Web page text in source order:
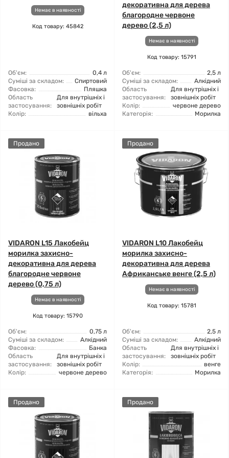
Немає в наявності
Код товару: 45842
Об'єм:
0,4 л
Суміші за складом:
Спиртовий
Фасовка:
Пляшка
Область
застосування:
Для внутрішніх і
зовнішніх робіт
Колір:
вільха
декоративна для дерева
благородне червоне
дерево (2,5 л)
Немає в наявності
Код товару: 15791
Об'єм:
2,5 л
Суміші за складом:
Алкідний
Область
застосування:
Для внутрішніх і
зовнішніх робіт
Колір:
червоне дерево
Категорія:
Морилка
Продано
VIDARON L15 Лакобейц
морилка захисно-
декоративна для дерева
благородне червоне
дерево (0,75 л)
Немає в наявності
Код товару: 15790
Об'єм:
0,75 л
Суміші за складом:
Алкідний
Фасовка:
Банка
Область
застосування:
Для внутрішніх і
зовнішніх робіт
Колір:
червоне дерево
Продано
VIDARON L10 Лакобейц
морилка захисно-
декоративна для дерева
Африканське венге (2,5 л)
Немає в наявності
Код товару: 15781
Об'єм:
2,5 л
Суміші за складом:
Алкідний
Область
застосування:
Для внутрішніх і
зовнішніх робіт
Колір:
венге
Категорія:
Морилка
Продано Продано